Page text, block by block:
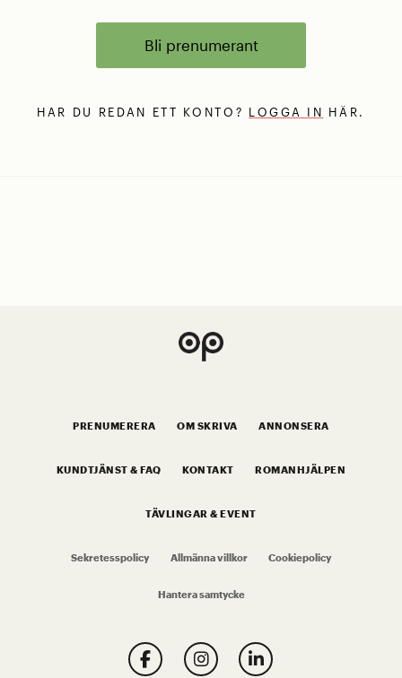
Bli prenumerant
HAR DU REDAN ETT KONTO? LOGGA IN HÄR.
PRENUMERERA OM SKRIVA ANNONSERA
KUNDTJÄNST & FAQ KONTAKT ROMANHJÄLPEN
TÄVLINGAR & EVENT
Sekretesspolicy Allmänna villkor Cookiepolicy
Hantera samtycke